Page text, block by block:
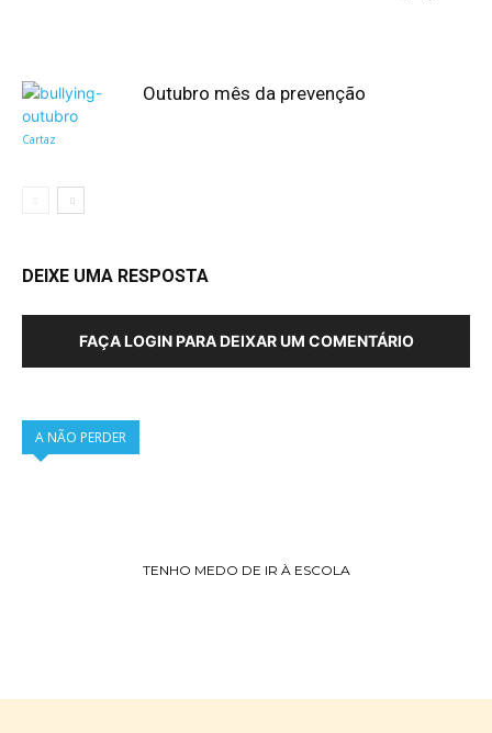
Cartaz
Outubro mês da prevenção
DEIXE UMA RESPOSTA
FAÇA LOGIN PARA DEIXAR UM COMENTÁRIO
A NÃO PERDER
TENHO MEDO DE IR À ESCOLA